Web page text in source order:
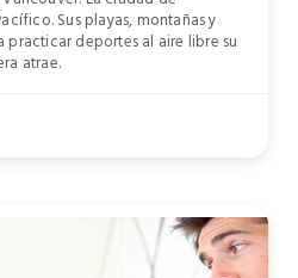
Sus playas, montañas y
practicar deportes al aire libre su
atrae.